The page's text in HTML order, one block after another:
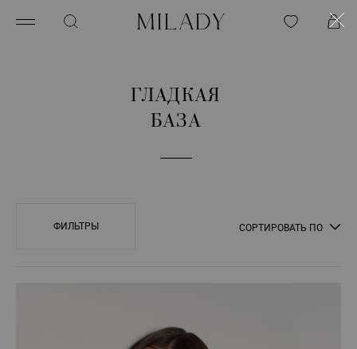
ГЛАДКАЯ
БАЗА
ФИЛЬТРЫ СОРТИРОВАТЬ ПО